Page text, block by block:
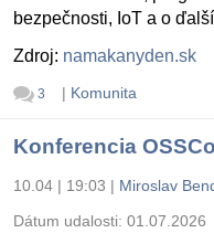
bezpečnosti, IoT a o
Zdroj: namakanyden.sk
3 | Komunita
Konferencia
10.04 | 19:03 | Miroslav
Dátum udalosti: 01.07.2026